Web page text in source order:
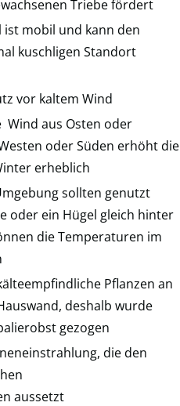
Triebe fördert
ist mobil und kann den
kuschligen Standort
vor kaltem Wind
aus Osten oder
oder Süden erhöht die
erheblich
sollten genutzt
oder ein Hügel gleich hinter
die Temperaturen im
Pflanzen an
deshalb wurde
gezogen
die den
aussetzt